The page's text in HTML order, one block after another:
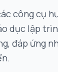
Giới thiệu
Blog
công cụ
dục lập
đáp ứng